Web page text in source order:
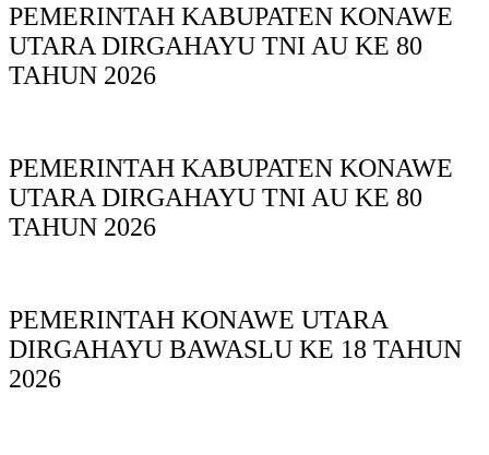
PEMERINTAH KABUPATEN KONAWE
UTARA DIRGAHAYU TNI AU KE 80
TAHUN 2026
PEMERINTAH KABUPATEN KONAWE
UTARA DIRGAHAYU TNI AU KE 80
TAHUN 2026
PEMERINTAH KONAWE UTARA
DIRGAHAYU BAWASLU KE 18 TAHUN
2026